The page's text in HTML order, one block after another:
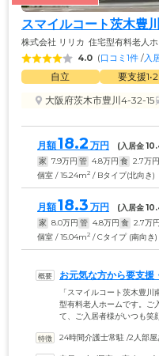
スマイルコート茨木豊
株式会社 リリカ 住宅型有料老人
4.0 (口コミ1件 /入
自立 要支援1•2
大阪府茨木市豊川4-32-15
月額18.2 万円 (入居金
家 7.9万円 管 4.8万円 食 2.7万円
個室 / 15.24m2 / Bタイプ(北向き)
月額18.3 万円 (入居金
家 8.0万円 管 4.8万円 食 2.7万円
個室 / 15.04m2 / Cタイプ (南向き)
お元気な方から要支援
「スマイルコート茨木豊
型有料老人ホームです。ご
て、ご入居者様がいつも笑
は、1Fにある介護事業所の
24時間介護士常駐 /2人部